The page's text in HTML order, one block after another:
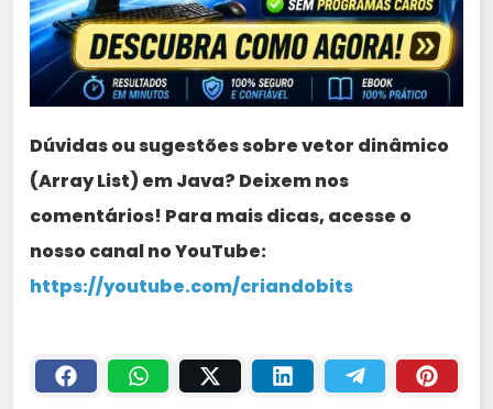
Dúvidas ou sugestões sobre vetor dinâmico
(Array List) em Java? Deixem nos
comentários! Para mais dicas, acesse o
nosso canal no YouTube:
https://youtube.com/criandobits